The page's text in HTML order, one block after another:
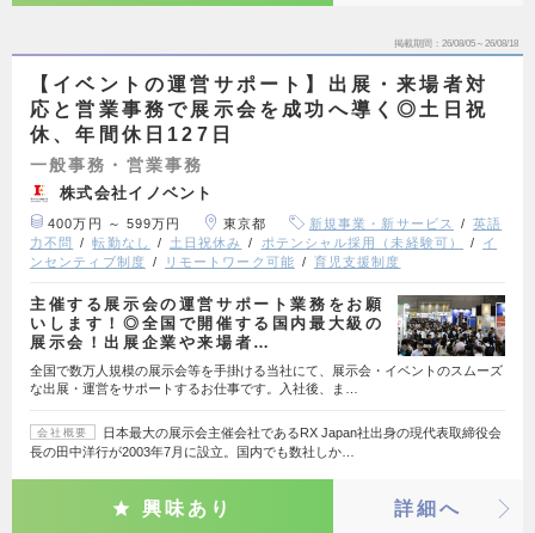
掲載期間 26/08/05～26/08/18
【イベントの運営サポート】出展・来場者対
応と営業事務で展示会を成功へ導く◎土日祝
休、年間休日127日
一般事務・営業事務
株式会社イノベント
400万円 ～ 599万円 東京都 新規事業・新サービス
英語
力不問
転勤なし 土日祝休み ポテンシャル採用（未経験可）
イ
ンセンティブ制度
リモートワーク可能 育児支援制度
主催する展示会の運営サポート業務をお願
いします！◎全国で開催する国内最大級の
展示会！出展企業や来場者…
全国で数万人規模の展示会等を手掛ける当社にて、展示会・イベントのスムーズ
な出展・運営をサポートするお仕事です。入社後、ま…
会社概要
日本最大の展示会主催会社であるRX Japan社出身の現代表取締役会
長の田中洋行が2003年7月に設立。国内でも数社しか…
興味あり 詳細へ